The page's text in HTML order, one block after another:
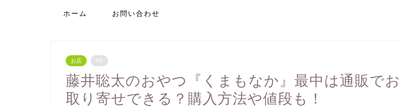
ホーム お問い合わせ
お店 PR
藤井聡太のおやつ『くまもなか』最中は通販でお
取り寄せできる？購入方法や値段も！